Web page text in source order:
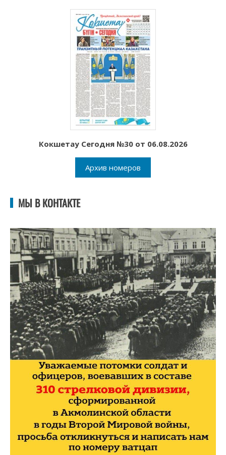
Кокшетау Сегодня №30 от 06.08.2026
Архив номеров
МЫ В КОНТАКТЕ